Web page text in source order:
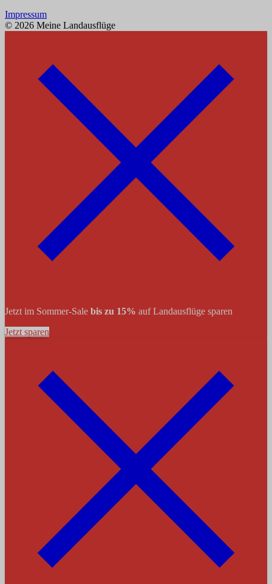
Impressum
© 2026 Meine Landausflüge
Jetzt im Sommer-Sale bis zu 15% auf Landausflüge sparen
Jetzt sparen